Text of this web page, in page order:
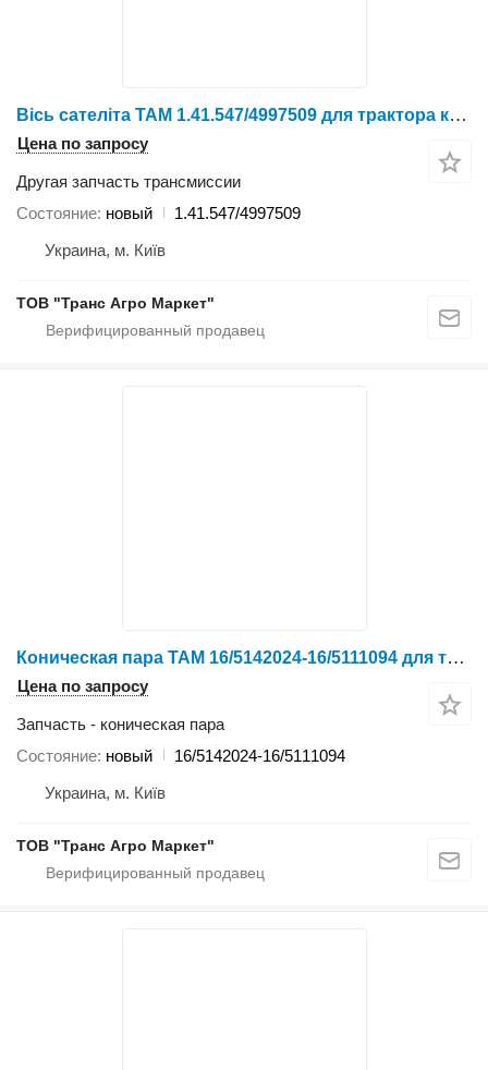
Вісь сателіта TAM 1.41.547/4997509 для трактора колесного YTO X804/X904/LX954/NLX1024/NLX1054/X1204/NLX1304/NLX1404
Цена по запросу
Другая запчасть трансмиссии
Состояние новый
1.41.547/4997509
Украина, м. Київ
ТОВ "Транс Агро Маркет"
Коническая пара TAM 16/5142024-16/5111094 для трактора колесного YTO NLX1024/NLX1054
Цена по запросу
Запчасть - коническая пара
Состояние новый
16/5142024-16/5111094
Украина, м. Київ
ТОВ "Транс Агро Маркет"